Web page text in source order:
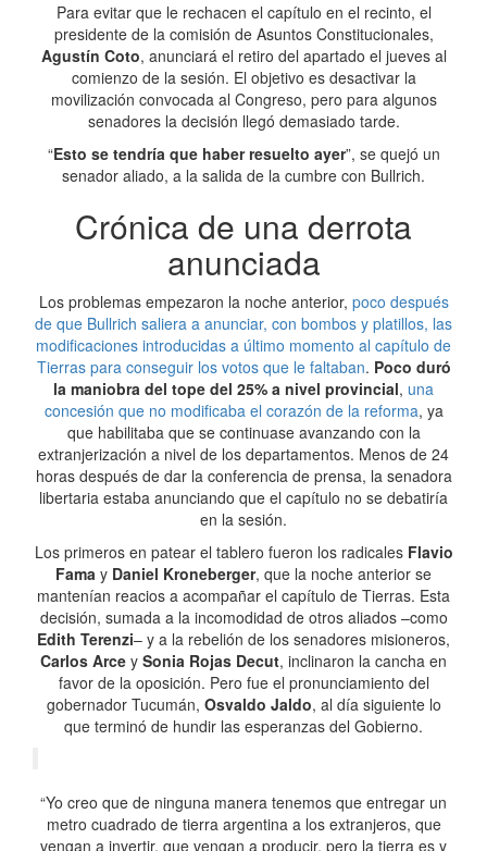
Para evitar que le rechacen el capítulo en el recinto, el
presidente de la comisión de Asuntos Constitucionales,
Agustín Coto, anunciará el retiro del apartado el jueves al
comienzo de la sesión. El objetivo es desactivar la
movilización convocada al Congreso, pero para algunos
senadores la decisión llegó demasiado tarde.
“Esto se tendría que haber resuelto ayer”, se quejó un
senador aliado, a la salida de la cumbre con Bullrich.
Crónica de una derrota
anunciada
Los problemas empezaron la noche anterior, poco después
de que Bullrich saliera a anunciar, con bombos y platillos, las
modificaciones introducidas a último momento al capítulo de
Tierras para conseguir los votos que le faltaban. Poco duró
la maniobra del tope del 25% a nivel provincial, una
concesión que no modificaba el corazón de la reforma, ya
que habilitaba que se continuase avanzando con la
extranjerización a nivel de los departamentos. Menos de 24
horas después de dar la conferencia de prensa, la senadora
libertaria estaba anunciando que el capítulo no se debatiría
en la sesión.
Los primeros en patear el tablero fueron los radicales Flavio
Fama y Daniel Kroneberger, que la noche anterior se
mantenían reacios a acompañar el capítulo de Tierras. Esta
decisión, sumada a la incomodidad de otros aliados –como
Edith Terenzi– y a la rebelión de los senadores misioneros,
Carlos Arce y Sonia Rojas Decut, inclinaron la cancha en
favor de la oposición. Pero fue el pronunciamiento del
gobernador Tucumán, Osvaldo Jaldo, al día siguiente lo
que terminó de hundir las esperanzas del Gobierno.
“Yo creo que de ninguna manera tenemos que entregar un
metro cuadrado de tierra argentina a los extranjeros, que
vengan a invertir, que vengan a producir, pero la tierra es y